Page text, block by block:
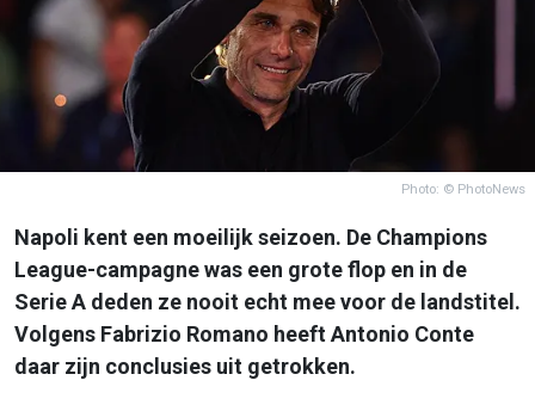
Photo: © PhotoNews
Napoli kent een moeilijk seizoen. De Champions
League-campagne was een grote flop en in de
Serie A deden ze nooit echt mee voor de landstitel.
Volgens Fabrizio Romano heeft Antonio Conte
daar zijn conclusies uit getrokken.